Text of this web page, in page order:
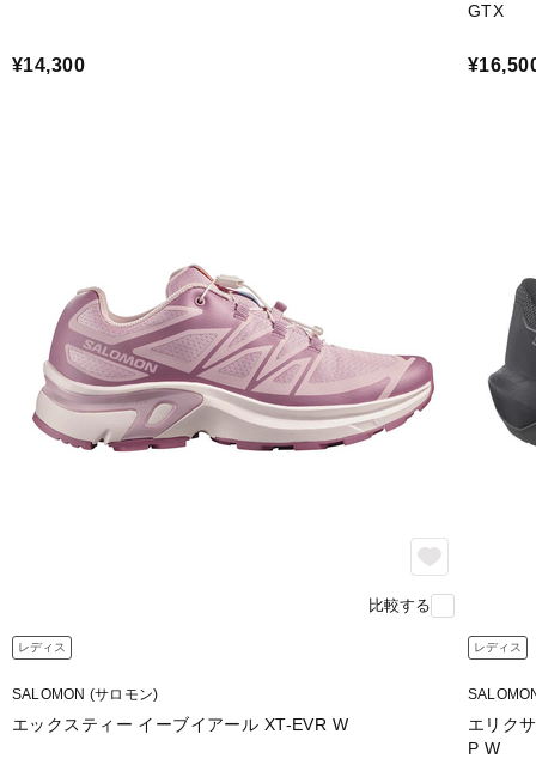
¥14,300
GTX
比較する
レディス
SALOMON (サロモン)
エックスティー イーブイアール XT-EVR W
レディス
エリク
P W